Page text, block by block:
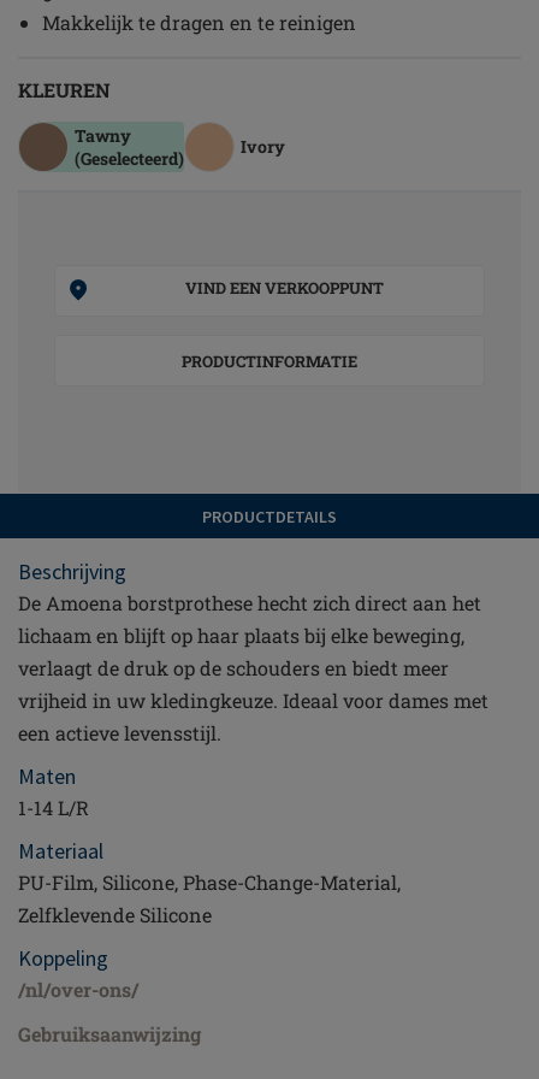
Makkelijk te dragen en te reinigen
KLEUREN
Tawny
(Geselecteerd)
Ivory
VIND EEN VERKOOPPUNT
PRODUCTINFORMATIE
PRODUCTDETAILS
Beschrijving
De Amoena borstprothese hecht zich direct aan het
lichaam en blijft op haar plaats bij elke beweging,
verlaagt de druk op de schouders en biedt meer
vrijheid in uw kledingkeuze. Ideaal voor dames met
een actieve levensstijl.
Maten
1-14 L/R
Materiaal
PU-Film, Silicone, Phase-Change-Material,
Zelfklevende Silicone
Koppeling
/nl/over-ons/
Gebruiksaanwijzing